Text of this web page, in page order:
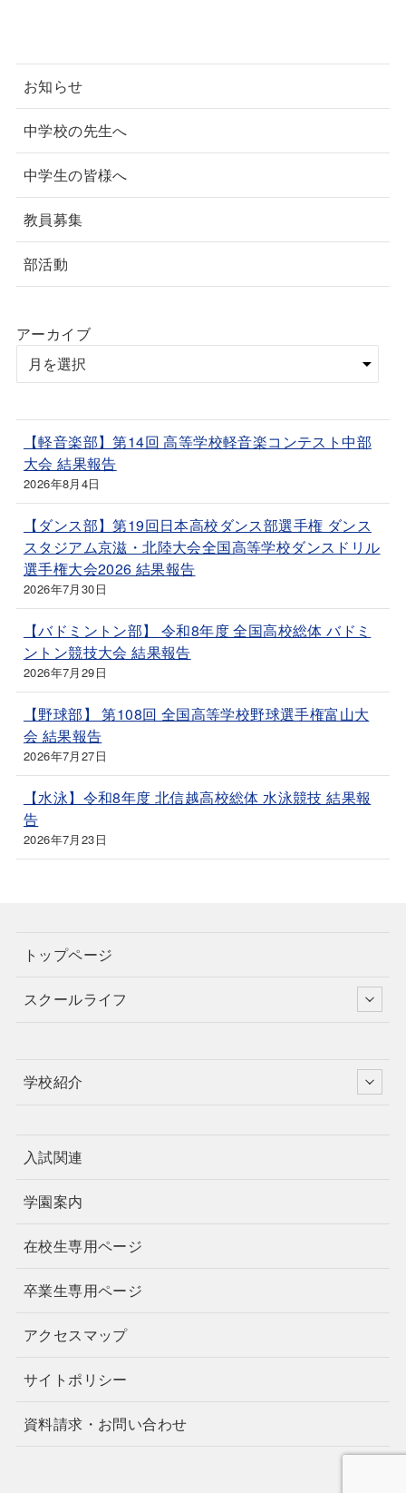
お知らせ
中学校の先生へ
中学生の皆様へ
教員募集
部活動
アーカイブ
【軽音楽部】第14回 高等学校軽音楽コンテスト中部
大会 結果報告
2026年8月4日
【ダンス部】第19回日本高校ダンス部選手権 ダンス
スタジアム京滋・北陸大会全国高等学校ダンスドリル
選手権大会2026 結果報告
2026年7月30日
【バドミントン部】 令和8年度 全国高校総体 バドミ
ントン競技大会 結果報告
2026年7月29日
【野球部】 第108回 全国高等学校野球選手権富山大
会 結果報告
2026年7月27日
【水泳】令和8年度 北信越高校総体 水泳競技 結果報
告
2026年7月23日
トップページ
スクールライフ
学校紹介
入試関連
学園案内
在校生専用ページ
卒業生専用ページ
アクセスマップ
サイトポリシー
資料請求・お問い合わせ